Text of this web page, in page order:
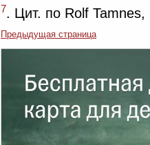
7. Цит. по Rolf Tamnes,
Предыдущая страница